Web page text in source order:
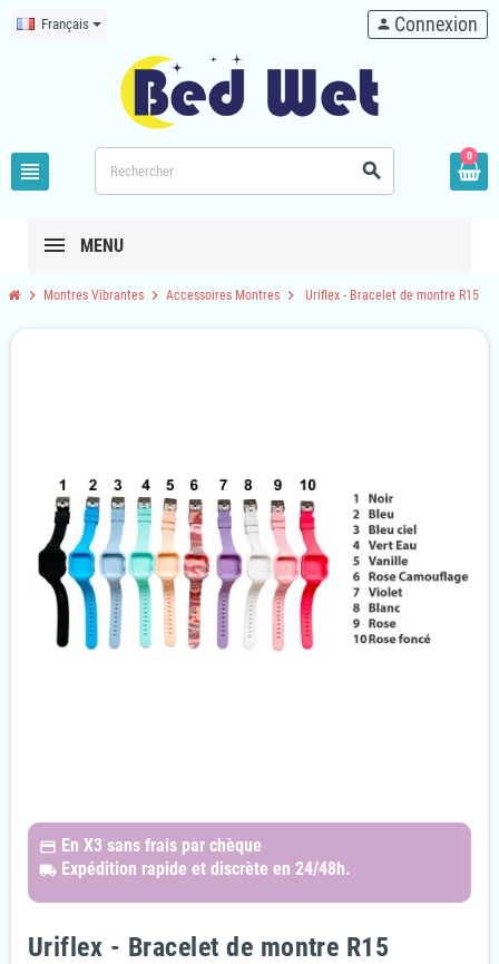
Français
view_headline search
person Connexion
0
MENU
chevron_right Montres Vibrantes chevron_right Accessoires Montres chevron_right Uriflex - Bracelet de montre R15
paymentsEn X3 sans frais par chèque
local_shipping Expédition rapide et discrète en 24/48h.
Uriflex - Bracelet de montre R15